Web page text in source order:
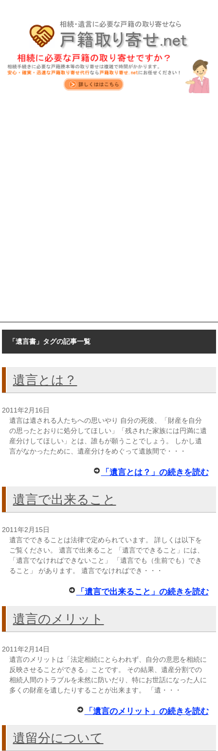
「遺言書」タグの記事一覧
遺言とは？
2011年2月16日
遺言は遺される人たちへの思いやり 自分の死後、「財産を自分
の思ったとおりに処分してほしい」「残された家族には円満に遺
産分けしてほしい」とは、誰もが願うことでしょう。 しかし遺
言がなかったために、遺産分けをめぐって遺族間で・・・
「遺言とは？」の続きを読む
遺言で出来ること
2011年2月15日
遺言でできることは法律で定められています。 詳しくは以下を
ご覧ください。 遺言で出来ること 「遺言でできること」には、
「遺言でなければできないこと」 「遺言でも（生前でも）でき
ること」 があります。 遺言でなければでき・・・
「遺言で出来ること」の続きを読む
遺言のメリット
2011年2月14日
遺言のメリットは「法定相続にとらわれず、自分の意思を相続に
反映させることができる」ことです。 その結果、遺産分割での
相続人間のトラブルを未然に防いだり、特にお世話になった人に
多くの財産を遺したりすることが出来ます。 「遺・・・
「遺言のメリット」の続きを読む
遺留分について